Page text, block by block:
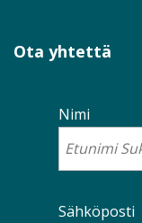
Ota yhtettä
Nimi
Sähköposti